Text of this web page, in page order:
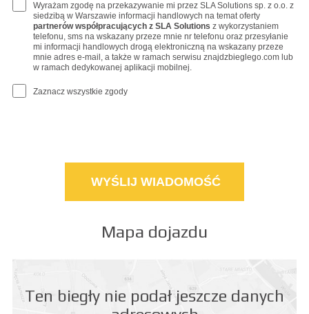
Wyrażam zgodę na przekazywanie mi przez SLA Solutions sp. z o.o. z
siedzibą w Warszawie informacji handlowych na temat oferty
partnerów współpracujących z SLA Solutions z wykorzystaniem
telefonu, sms na wskazany przeze mnie nr telefonu oraz przesyłanie
mi informacji handlowych drogą elektroniczną na wskazany przeze
mnie adres e-mail, a także w ramach serwisu znajdzbieglego.com lub
w ramach dedykowanej aplikacji mobilnej.
Zaznacz wszystkie zgody
Mapa dojazdu
Ten biegły nie podał jeszcze danych